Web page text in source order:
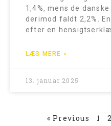
1,4%, mens de
derimod faldt 2,2%.
efter en
LÆS MERE »
13. januar 2025
« Previous 1 2